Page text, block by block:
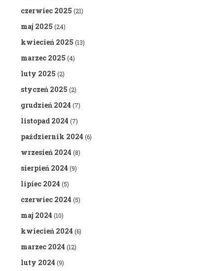
czerwiec 2025 (21)
maj 2025 (24)
kwiecień 2025 (13)
marzec 2025 (4)
luty 2025 (2)
styczeń 2025 (2)
grudzień 2024 (7)
listopad 2024 (7)
październik 2024 (6)
wrzesień 2024 (8)
sierpień 2024 (9)
lipiec 2024 (5)
czerwiec 2024 (5)
maj 2024 (10)
kwiecień 2024 (6)
marzec 2024 (12)
luty 2024 (9)